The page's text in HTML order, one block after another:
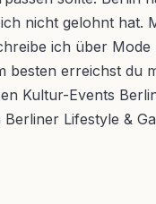
nicht gelohnt
ich über
besten erreichst
Kultur-Events
Lifestyle &